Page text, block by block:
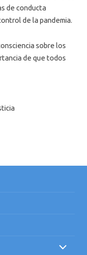
de conducta
de la pandemia.
sobre los
de que todos